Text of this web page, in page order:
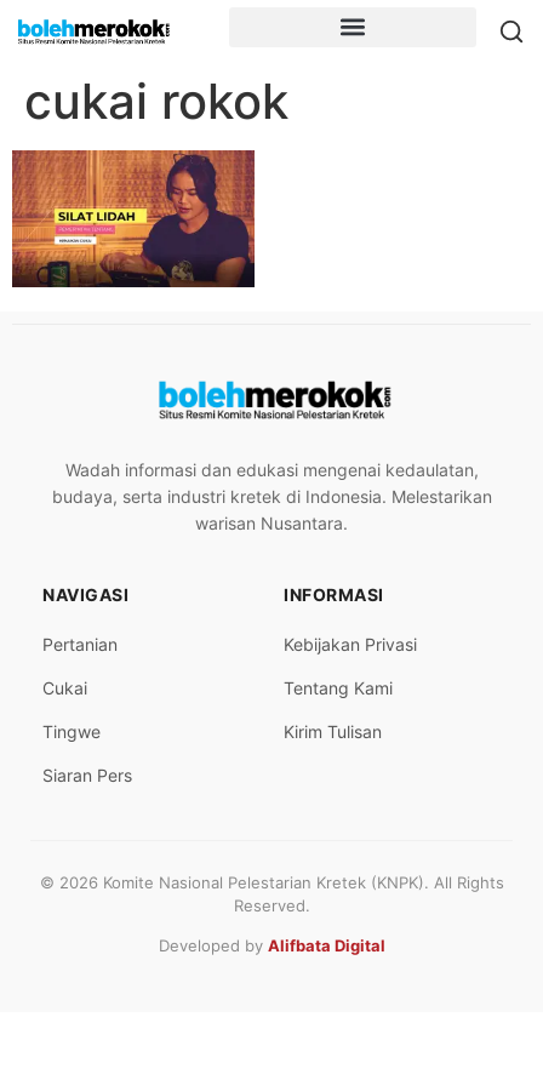
cukai rokok
Wadah informasi dan edukasi mengenai kedaulatan,
budaya, serta industri kretek di Indonesia. Melestarikan
warisan Nusantara.
NAVIGASI
Pertanian
Cukai
Tingwe
Siaran Pers
INFORMASI
Kebijakan Privasi
Tentang Kami
Kirim Tulisan
© 2026 Komite Nasional Pelestarian Kretek (KNPK). All Rights
Reserved.
Developed by Alifbata Digital